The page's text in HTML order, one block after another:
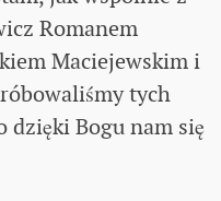
Romanem
Maciejewskim i
tych
dzięki Bogu nam się